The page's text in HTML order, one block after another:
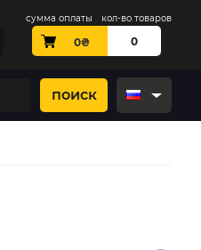
сумма оплаты кол-во товаров
0₴ 0
поиск